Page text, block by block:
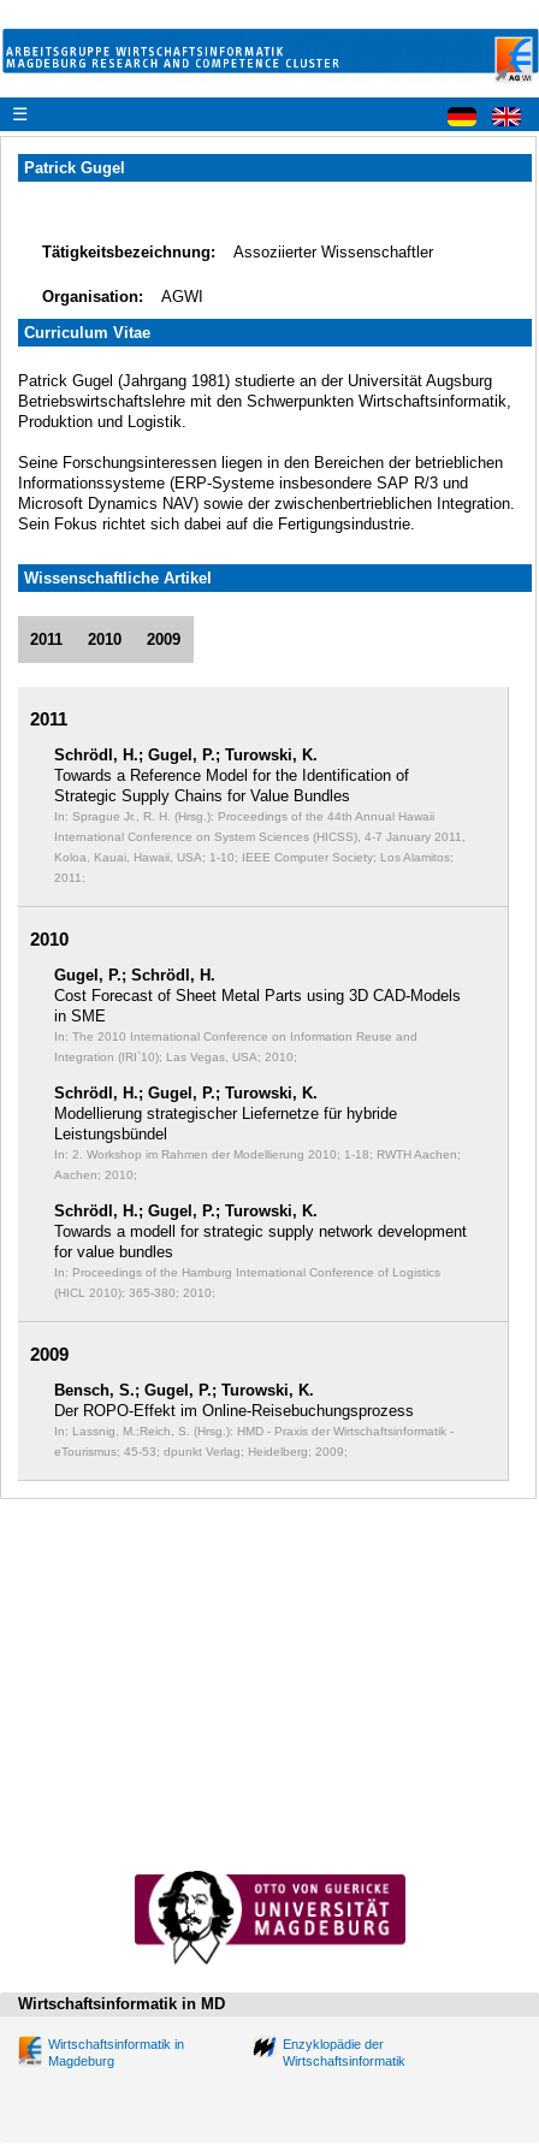
☰
Patrick Gugel
Tätigkeitsbezeichnung: Assoziierter Wissenschaftler
Organisation:
AGWI
Curriculum Vitae
Patrick Gugel (Jahrgang 1981) studierte an der Universität Augsburg
Betriebswirtschaftslehre mit den Schwerpunkten Wirtschaftsinformatik,
Produktion und Logistik.
Seine Forschungsinteressen liegen in den Bereichen der betrieblichen
Informationssysteme (ERP-Systeme insbesondere SAP R/3 und
Microsoft Dynamics NAV) sowie der zwischenbertrieblichen Integration.
Sein Fokus richtet sich dabei auf die Fertigungsindustrie.
Wissenschaftliche Artikel
2011 2010 2009
2011
Schrödl, H.; Gugel, P.; Turowski, K.
Towards a Reference Model for the Identification of
Strategic Supply Chains for Value Bundles
In: Sprague Jr., R. H. (Hrsg.): Proceedings of the 44th Annual Hawaii
International Conference on System Sciences (HICSS), 4-7 January 2011,
Koloa, Kauai, Hawaii, USA; 1-10; IEEE Computer Society; Los Alamitos;
2011;
2010
Gugel, P.; Schrödl, H.
Cost Forecast of Sheet Metal Parts using 3D CAD-Models
in SME
In: The 2010 International Conference on Information Reuse and
Integration (IRI`10); Las Vegas, USA; 2010;
Schrödl, H.; Gugel, P.; Turowski, K.
Modellierung strategischer Liefernetze für hybride
Leistungsbündel
In: 2. Workshop im Rahmen der Modellierung 2010; 1-18; RWTH Aachen;
Aachen; 2010;
Schrödl, H.; Gugel, P.; Turowski, K.
Towards a modell for strategic supply network development
for value bundles
In: Proceedings of the Hamburg International Conference of Logistics
(HICL 2010); 365-380; 2010;
2009
Bensch, S.; Gugel, P.; Turowski, K.
Der ROPO-Effekt im Online-Reisebuchungsprozess
In: Lassnig, M.;Reich, S. (Hrsg.): HMD - Praxis der Wirtschaftsinformatik -
eTourismus; 45-53; dpunkt Verlag; Heidelberg; 2009;
Wirtschaftsinformatik in MD
Wirtschaftsinformatik in
Magdeburg
Enzyklopädie der
Wirtschaftsinformatik